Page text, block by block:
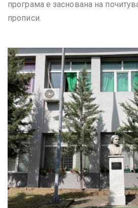
програма е заснована на
прописи.